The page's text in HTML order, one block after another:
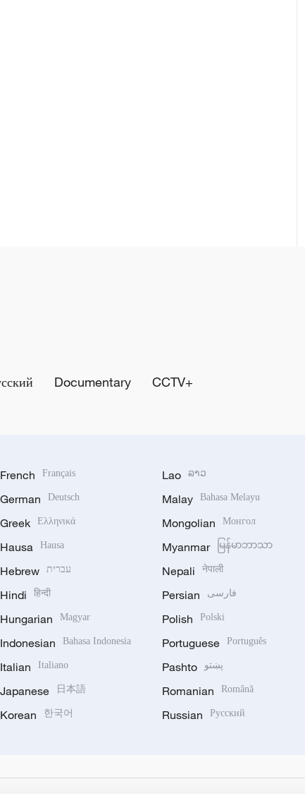
Documentary CCTV+
French Français
German Deutsch
Greek Ελληνικά
Hausa Hausa
Hebrew עברית
Hindi हिन्दी
Hungarian Magyar
Indonesian Bahasa Indonesia
Italian Italiano
Japanese 日本語
Korean 한국어
Lao ລາວ
Malay Bahasa Melayu
Mongolian Монгол
Myanmar မြန်မာဘာသာ
Nepali नेपाली
Persian فارسی
Polish Polski
Portuguese Português
Pashto پښتو
Romanian Română
Russian Русский